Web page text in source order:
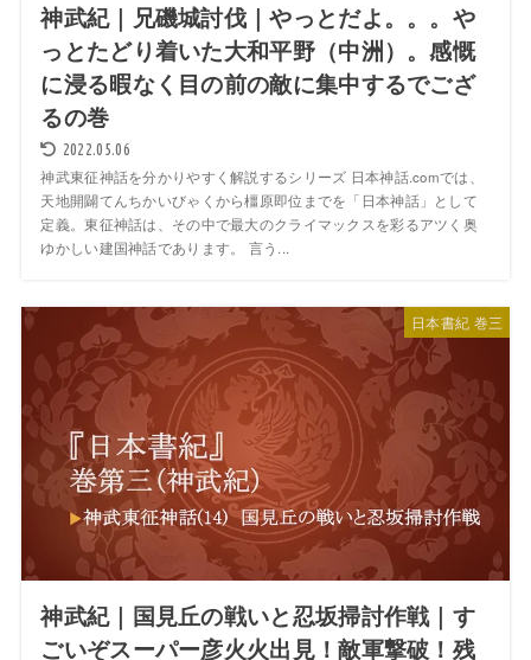
神武紀｜兄磯城討伐｜やっとだよ。。。や
っとたどり着いた大和平野（中洲）。感慨
に浸る暇なく目の前の敵に集中するでござ
るの巻
2022.05.06
神武東征神話を分かりやすく解説するシリーズ 日本神話.comでは、
天地開闢てんちかいびゃくから橿原即位までを「日本神話」として
定義。東征神話は、その中で最大のクライマックスを彩るアツく奥
ゆかしい建国神話であります。 言う...
日本書紀 巻三
神武紀｜国見丘の戦いと忍坂掃討作戦｜す
ごいぞスーパー彦火火出見！敵軍撃破！残